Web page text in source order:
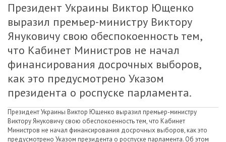
Президент Украины Виктор Ющенко
выразил премьер-министру Виктору
Януковичу свою обеспокоенность тем,
что Кабинет Министров не начал
финансирования досрочных выборов,
как это предусмотрено Указом
президента о роспуске парламента.
Президент Украины Виктор Ющенко выразил премьер-министру
Виктору Януковичу свою обеспокоенность тем, что Кабинет
Министров не начал финансирования досрочных выборов, как это
предусмотрено Указом президента о роспуске парламента. Об этом